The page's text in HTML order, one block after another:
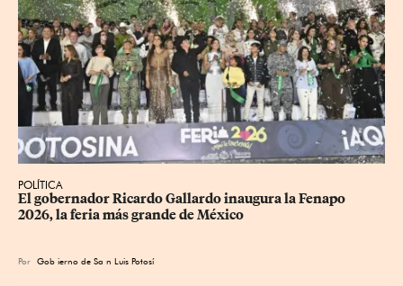
POLÍTICA
​El gobernador Ricardo Gallardo inaugura la Fenapo
2026, la feria más grande de México
Por Gob ierno de Sa n Luis Potosí